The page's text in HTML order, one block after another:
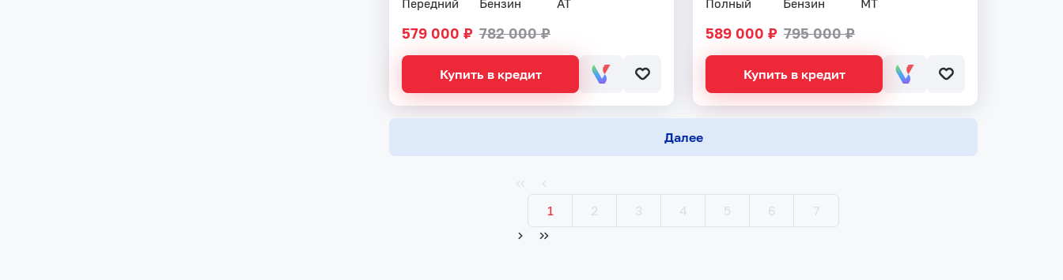
Передний
Бензин AT
579 000 ₽ 782 000 ₽
Купить в кредит
Полный
Бензин MT
589 000 ₽ 795 000 ₽
Купить в кредит
Далее
1 2 3 4 5 6 7